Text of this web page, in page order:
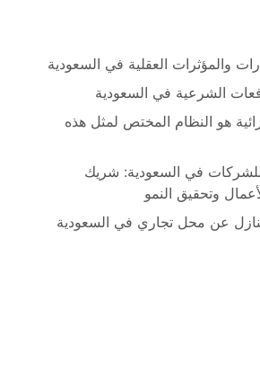
والمؤثرات العقلية في السعودية
الشرعية في السعودية
هو النظام المختص لمثل هذه
للشركات في السعودية: شريك
وتحقيق النمو
عن محل تجاري في السعودية